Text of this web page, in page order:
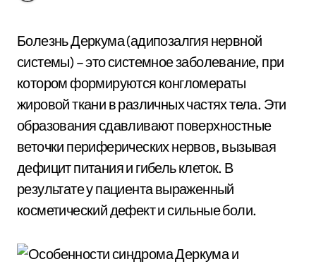
Болезнь Деркума (адипозалгия нервной
системы) – это системное заболевание, при
котором формируются конгломераты
жировой ткани в различных частях тела. Эти
образования сдавливают поверхностные
веточки периферических нервов, вызывая
дефицит питания и гибель клеток. В
результате у пациента выраженный
косметический дефект и сильные боли.